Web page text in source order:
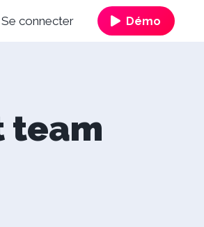
Se connecter Démo
team